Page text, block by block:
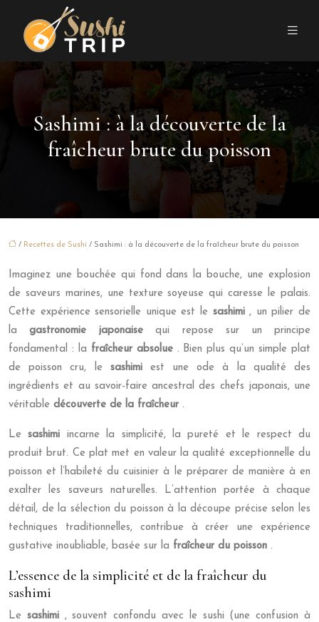
Sashimi : à la découverte de la
fraîcheur brute du poisson
/ Recettes de Sushi / Sashimi : à la découverte de la fraîcheur brute du poisson
Imaginez une bouchée qui fond dans la bouche, une explosion
de saveurs marines, une texture soyeuse qui caresse le palais.
Cette expérience sensorielle unique est le sashimi, un pilier de
lagastronomie japonaisequi repose sur un principe
fondamental : la fraîcheur absolue . Bien plus qu’un simple plat
de poisson cru, le sashimi est une ode à la qualité des
ingrédients et au savoir-faire ancestral des chefs japonais, une
véritable découverte de la fraîcheur .
Lesashimi incarne la simplicité, la pureté et le respect du
produit brut. Ce plat met en valeur la qualité exceptionnelle du
poisson et l’habileté du cuisinier à le préparer de manière à en
exalter les saveurs naturelles. L’attention portée à chaque
détail, de la sélection du poisson à la découpe précise selon les
techniques traditionnelles, contribue à créer une expérience
gustative inoubliable, basée sur la fraîcheur du poisson .
L’essence de la simplicité et de la fraîcheur du
sashimi
Le sashimi , souvent confondu avec le sushi (une confusion à